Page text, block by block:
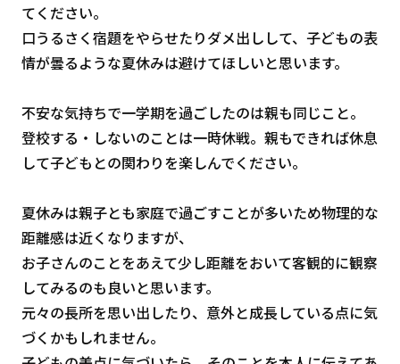
てください。
口うるさく宿題をやらせたりダメ出しして、子どもの表
情が曇るような夏休みは避けてほしいと思います。
不安な気持ちで一学期を過ごしたのは親も同じこと。
登校する・しないのことは一時休戦。親もできれば休息
して子どもとの関わりを楽しんでください。
夏休みは親子とも家庭で過ごすことが多いため物理的な
距離感は近くなりますが、
お子さんのことをあえて少し距離をおいて客観的に観察
してみるのも良いと思います。
元々の長所を思い出したり、意外と成長している点に気
づくかもしれません。